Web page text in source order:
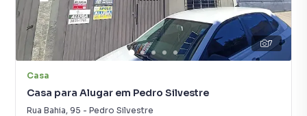
7
Casa
Casa para Alugar em Pedro Silvestre
Rua Bahia, 95 - Pedro Silvestre